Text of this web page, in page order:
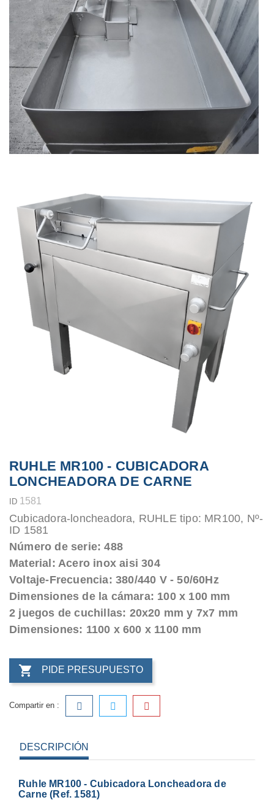
RUHLE MR100 - CUBICADORA
LONCHEADORA DE CARNE
ID 1581
Cubicadora-loncheadora, RUHLE tipo: MR100, Nº-
ID 1581
Número de serie: 488
Material: Acero inox aisi 304
Voltaje-Frecuencia: 380/440 V - 50/60Hz
Dimensiones de la cámara: 100 x 100 mm
2 juegos de cuchillas: 20x20 mm y 7x7 mm
Dimensiones: 1100 x 600 x 1100 mm
 PIDE PRESUPUESTO
Compartir en :
DESCRIPCIÓN
Ruhle MR100 - Cubicadora Loncheadora de
Carne (Ref. 1581)